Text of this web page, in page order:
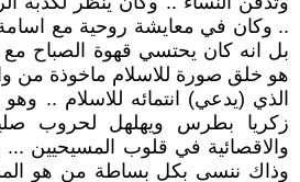
.. وكان في معايشة روحية مع
بل انه كان يحتسي قهوة الصباح
هو خلق صورة للاسلام ماخوذة من
الذي (يدعي) انتمائه للاسلام ..
زكريا بطرس ويهلهل لحروب
والاقصائية في قلوب المسيحيين
وذاك ننسى بكل بساطة من هو